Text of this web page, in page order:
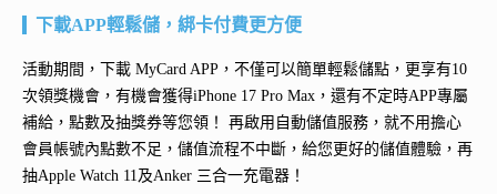
下載APP輕鬆儲，綁卡付費更方便
活動期間，下載 MyCard APP，不僅可以簡單輕鬆儲點，更享有10
次領獎機會，有機會獲得iPhone 17 Pro Max ，還有不定時APP專屬
補給，點數及抽獎券等您領！ 再啟用自動儲值服務 ，就不用擔心
會員帳號內點數不足，儲值流程不中斷，給您更好的儲值體驗，再
抽Apple Watch 11及Anker 三合一充電器 ！